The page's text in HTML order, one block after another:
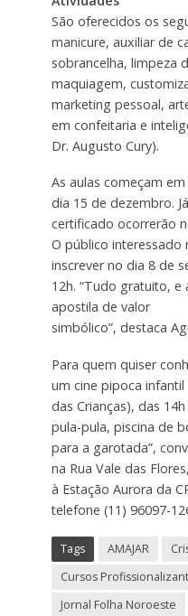
São oferecidos os
manicure, auxiliar de
sobrancelha, limpeza
maquiagem,
marketing pessoal,
em confeitaria e
Dr. Augusto Cury).
As aulas começam
dia 15 de dezembro.
certificado ocorrerão
O público interessado
inscrever no dia 8 de
12h. “Tudo gratuito,
apostila de valor
simbólico”, destaca
Para quem quiser
um cine pipoca
das Crianças), das
pula-pula, piscina de
para a garotada”,
na Rua Vale das
à Estação Aurora da
telefone (11) 96097-
Tags AMAJAR
Cursos
Jornal Folha Noroeste